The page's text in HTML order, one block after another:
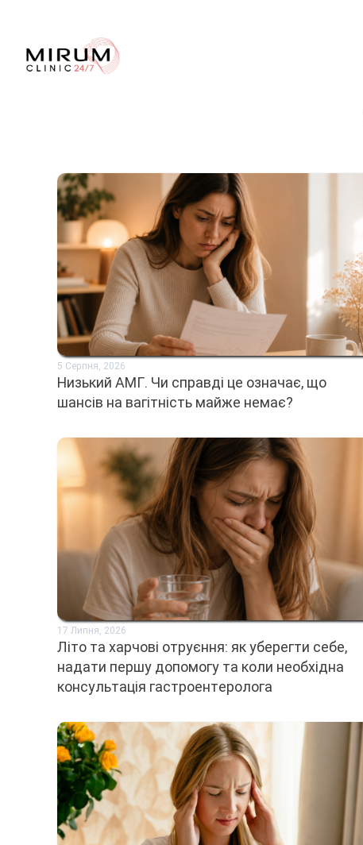
5 Серпня, 2026
Низький АМГ. Чи справді це означає, що
шансів на вагітність майже немає?
17 Липня, 2026
Літо та харчові отруєння: як уберегти себе,
надати першу допомогу та коли необхідна
консультація гастроентеролога